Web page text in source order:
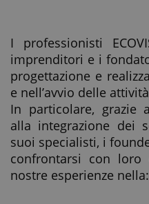
I professionisti
imprenditori e i
progettazione e
e nell’avvio delle
In particolare, grazie
alla integrazione dei
suoi specialisti, i
confrontarsi con
nostre esperienze nella: